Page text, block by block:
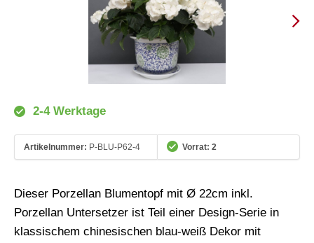
2-4 Werktage
Artikelnummer: P-BLU-P62-4 Vorrat: 2
Dieser Porzellan Blumentopf mit Ø 22cm inkl.
Porzellan Untersetzer ist Teil einer Design-Serie in
klassischem chinesischen blau-weiß Dekor mit